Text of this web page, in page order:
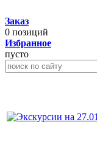
Заказ
0 позиций
Избранное
пусто